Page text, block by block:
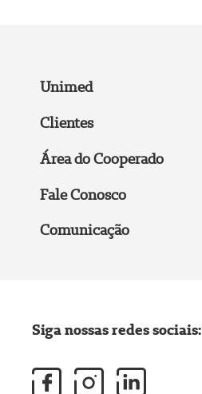
Unimed
Clientes
Área do Cooperado
Fale Conosco
Comunicação
Siga nossas redes sociais: